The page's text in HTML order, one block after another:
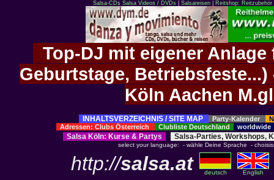
Salsa-CDs Salsa Videos / DVDs| Salsareisen| Reitshop:
Top-DJ mit eigener
Geburtstage,
Köln Aachen
INHALTSVERZEICHNIS / SITE MAP Party-Kalender
Adressen: Clubs Österreich
Clubliste Deutschland worldwide
Salsa Köln: Kurse& Partys Salsa-Parties, Workshops,
select your language: - wähle Deine Sprache -
http://salsa.at deutsch English